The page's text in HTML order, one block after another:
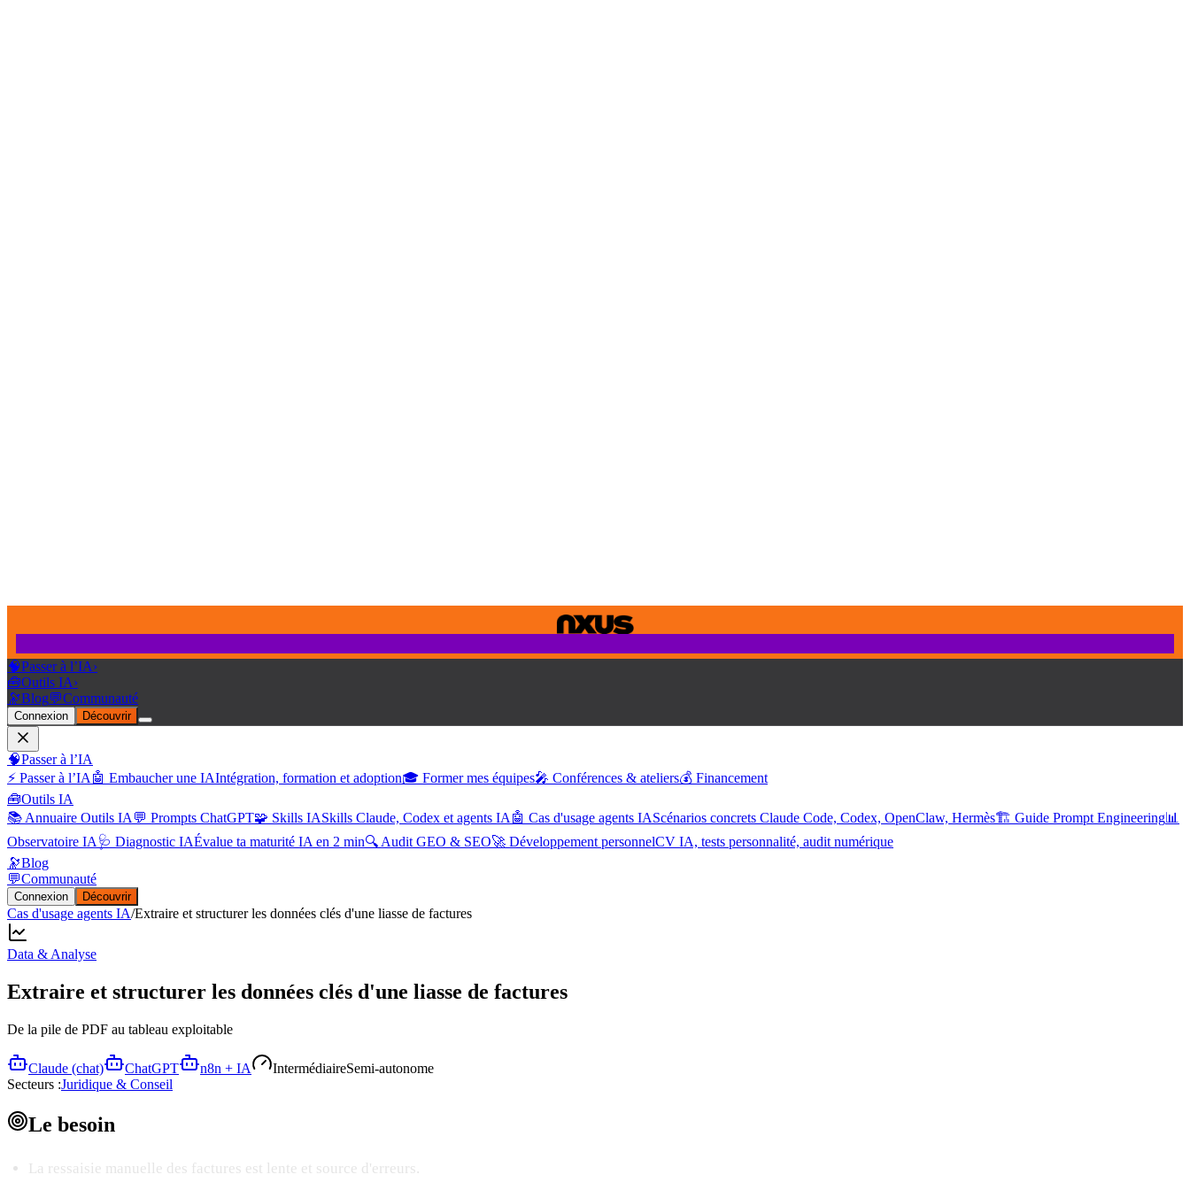
🧠Passer à l’IA›
🧰Outils IA›
🔭Blog💬Communauté
Connexion Découvrir
🧠Passer à l’IA
⚡ Passer à l’IA 🤖 Embaucher une IAIntégration, formation et adoption🎓 Former mes équipes🎤 Conférences & ateliers💰 Financement
🧰Outils IA
📚 Annuaire Outils IA 💬 Prompts ChatGPT🧩 Skills IASkills Claude, Codex et agents IA 🤖 Cas d'usage agents IAScénarios concrets Claude Code, Codex, OpenClaw, Hermès🏗️ Guide Prompt Engineering📊
Observatoire IA 🩺 Diagnostic IAÉvalue ta maturité IA en 2 min🔍 Audit GEO & SEO🚀 Développement personnelCV IA, tests personnalité, audit numérique
🔭Blog
💬Communauté
Connexion Découvrir
Cas d'usage agents IA/Extraire et structurer les données clés d'une liasse de factures
Data & Analyse
Extraire et structurer les données clés d'une liasse de factures
De la pile de PDF au tableau exploitable
Claude (chat) ChatGPT n8n + IA IntermédiaireSemi-autonome
Secteurs :Juridique & Conseil
Le besoin
La ressaisie manuelle des factures est lente et source d'erreurs.